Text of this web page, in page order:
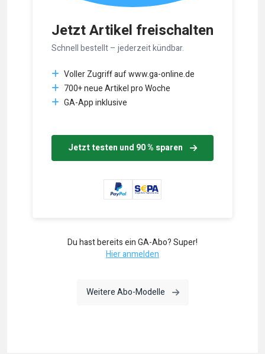
Jetzt Artikel freischalten
Schnell bestellt – jederzeit kündbar.
Voller Zugriff auf www.ga-online.de
700+ neue Artikel pro Woche
GA-App inklusive
Jetzt testen und 90 % sparen
Du hast bereits ein GA-Abo? Super!
Hier anmelden
Weitere Abo-Modelle